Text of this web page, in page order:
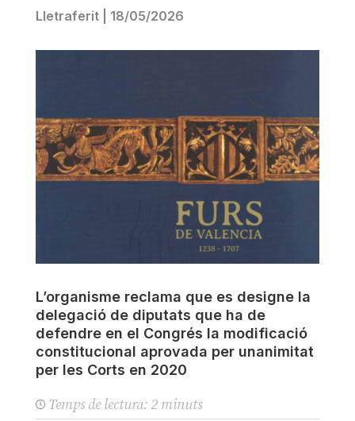
Lletraferit| 18/05/2026
L’organisme reclama que es designe la
delegació de diputats que ha de
defendre en el Congrés la modificació
constitucional aprovada per unanimitat
per les Corts en 2020
Temps de lectura: 2 minuts